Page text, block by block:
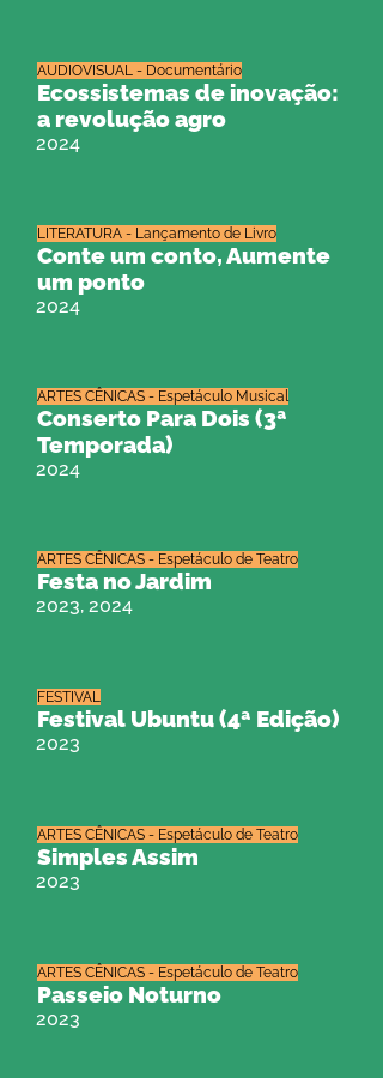
Ecossistemas de inovação:
a revolução agro
2024
AUDIOVISUAL - Documentário
Conte um conto, Aumente
um ponto
2024
LITERATURA - Lançamento de Livro
Conserto Para Dois (3ª
Temporada)
2024
ARTES CÊNICAS - Espetáculo Musical
Festa no Jardim
2023, 2024
ARTES CÊNICAS - Espetáculo de Teatro
Festival Ubuntu (4ª Edição)
2023
FESTIVAL
Simples Assim
2023
ARTES CÊNICAS - Espetáculo de Teatro
Passeio Noturno
2023
ARTES CÊNICAS - Espetáculo de Teatro